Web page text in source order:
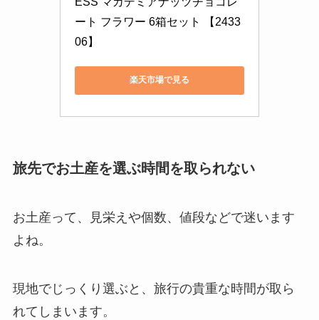
ート フラワー 6箱セット 【2433
06】
楽天市場で見る
旅先でお土産を選ぶ時間を取られない
お土産って、見栄えや個数、値段などで迷います
よね。
現地でじっくり選ぶと、旅行の貴重な時間が取ら
れてしまいます。